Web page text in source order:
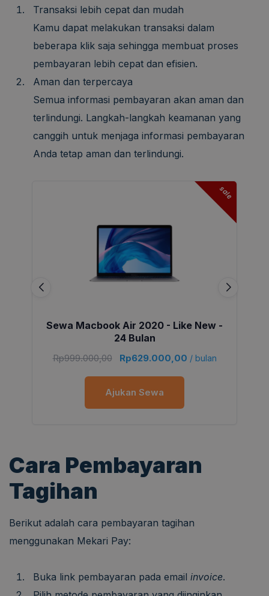
Transaksi lebih cepat dan mudah
Kamu dapat melakukan transaksi dalam
beberapa klik saja sehingga membuat proses
pembayaran lebih cepat dan efisien.
Aman dan terpercaya
Semua informasi pembayaran akan aman dan
terlindungi. Langkah-langkah keamanan yang
canggih untuk menjaga informasi pembayaran
Anda tetap aman dan terlindungi.
sale
Sewa Macbook Air 2020 - Like New -
24 Bulan
Rp999.000,00 Rp629.000,00 / bulan
Ajukan Sewa
Cara Pembayaran
Tagihan
Berikut adalah cara pembayaran tagihan
menggunakan Mekari Pay:
Buka link pembayaran pada email invoice.